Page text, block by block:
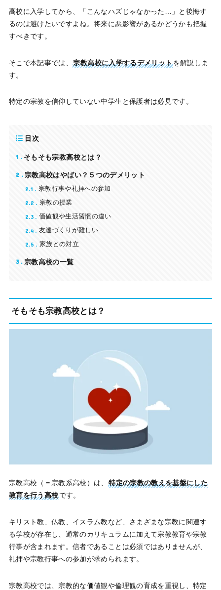
高校に入学してから、「こんなハズじゃなかった…」と後悔す
るのは避けたいですよね。将来に悪影響があるかどうかも把握
すべきです。
そこで本記事では、宗教高校に入学するデメリットを解説しま
す。
特定の宗教を信仰していない中学生と保護者は必見です。
目次
1 そもそも宗教高校とは？
2 宗教高校はやばい？５つのデメリット
2.1
宗教行事や礼拝への参加
2.2
宗教の授業
2.3
価値観や生活習慣の違い
2.4
友達づくりが難しい
2.5
家族との対立
3 宗教高校の一覧
そもそも宗教高校とは？
宗教高校（＝宗教系高校）は、 特定の宗教の教えを基盤にした
教育を行う高校です。
キリスト教、仏教、イスラム教など、さまざまな宗教に関連す
る学校が存在し、通常のカリキュラムに加えて宗教教育や宗教
行事が含まれます。信者であることは必須ではありませんが、
礼拝や宗教行事への参加が求められます。
宗教高校では、宗教的な価値観や倫理観の育成を重視し、特定